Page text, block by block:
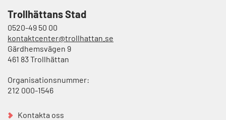
Trollhättans Stad
0520-49 50 00
kontaktcenter@trollhattan.se
Gärdhemsvägen 9
461 83 Trollhättan
Organisationsnummer:
212 000-1546
Kontakta oss